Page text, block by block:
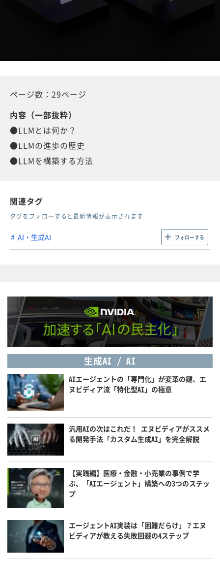
ページ数：29ページ
内容（一部抜粋）
●LLMとは何か？
●LLMの進歩の歴史
●LLMを構築する方法
関連タグ
タグをフォローすると最新情報が表示されます
AI・生成AI フォローする
生成AI / AI
AIエージェントの「専門化」が変革の鍵、エ
ヌビディア流「特化型AI」の極意
汎用AIの次はこれだ！ エヌビディアがススメ
る開発手法「カスタム生成AI」を完全解説
【実践編】医療・金融・小売業の事例で学
ぶ、「AIエージェント」構築への3つのステッ
プ
エージェントAI実装は「困難だらけ」？エヌ
ビディアが教える失敗回避の4ステップ